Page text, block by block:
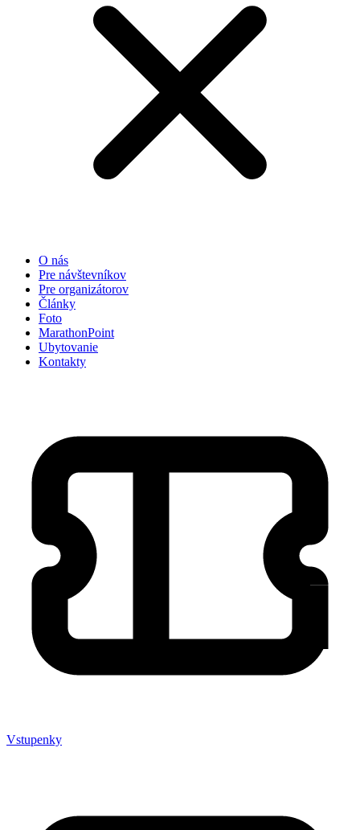
O nás
Pre návštevníkov
Pre organizátorov
Články
Foto
MarathonPoint
Ubytovanie
Kontakty
Vstupenky